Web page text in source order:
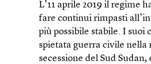
L’11 aprile 2019 il regime
fare continui rimpasti
più possibile stabile. I suoi
spietata guerra civile
secessione del Sud